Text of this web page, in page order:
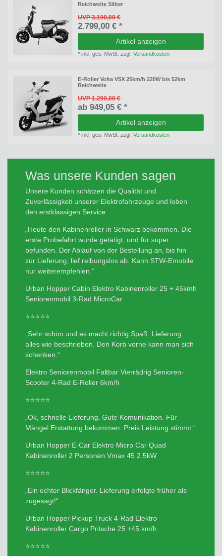
Reichweite Silber
UVP 3.190,00 €
2.799,00 € *
Artikel anzeigen
*inkl. ges. MwSt. zzgl.Versandkosten
E-Roller Volta VSX 25km/h 220W bis 52km
Reichweite
UVP 1.290,00 €
ab 949,05 € *
Artikel anzeigen
*inkl. ges. MwSt. zzgl.Versandkosten
Was unsere Kunden sagen
Unsere Kunden schätzen die Qualität und
Zuverlässigkeit unserer Elektrofahrzeuge und loben
den erstklassigen Service
„Heute den Kabinenroller in Schwarz bekommen. Die
erste Probefahrt wurde getätigt, und für super
befunden. Der Ablauf von der Bestellung an, bis hin
zur Lieferung, lief reibungslos ab. Kann STW-Emobile
nur weiterempfehlen.“
Urban Hopper Cabin Elektro Kabinenroller 25 + 45kmh
Seniorenmobil 3-Rad MicroCar
⭐⭐⭐⭐⭐
„Sehr schön und es macht richtig Spaß. Lieferung
alles wie beschrieben. Den Korb vorne kann man sich
schenken.“
Elektro Seniorenmobil Faltbar Vierrädrig Senioren-
Scooter 4-Rad E-Roller 6km/h
⭐⭐⭐⭐⭐
„Ok, schnelle Lieferung. Gute Komunikation. Für
Mängel Erstattung bekommen. Preis Leistung stimmt.“
Urban Hopper E-Car Elektro Micro Car Quad
Kabinenroller 2 Personen Vmax 45 2.5kW
⭐⭐⭐⭐⭐
„Ein echter Blickfänger. Lieferung erfolgte früher als
zugesagt!“
Urban Hopper Pickup Truck 4-Rad Elektro
Kabinenroller Cargo Pritsche 25 +45 km/h
⭐⭐⭐⭐⭐